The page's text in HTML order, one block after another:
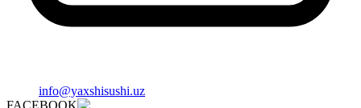
info@yaxshisushi.uz